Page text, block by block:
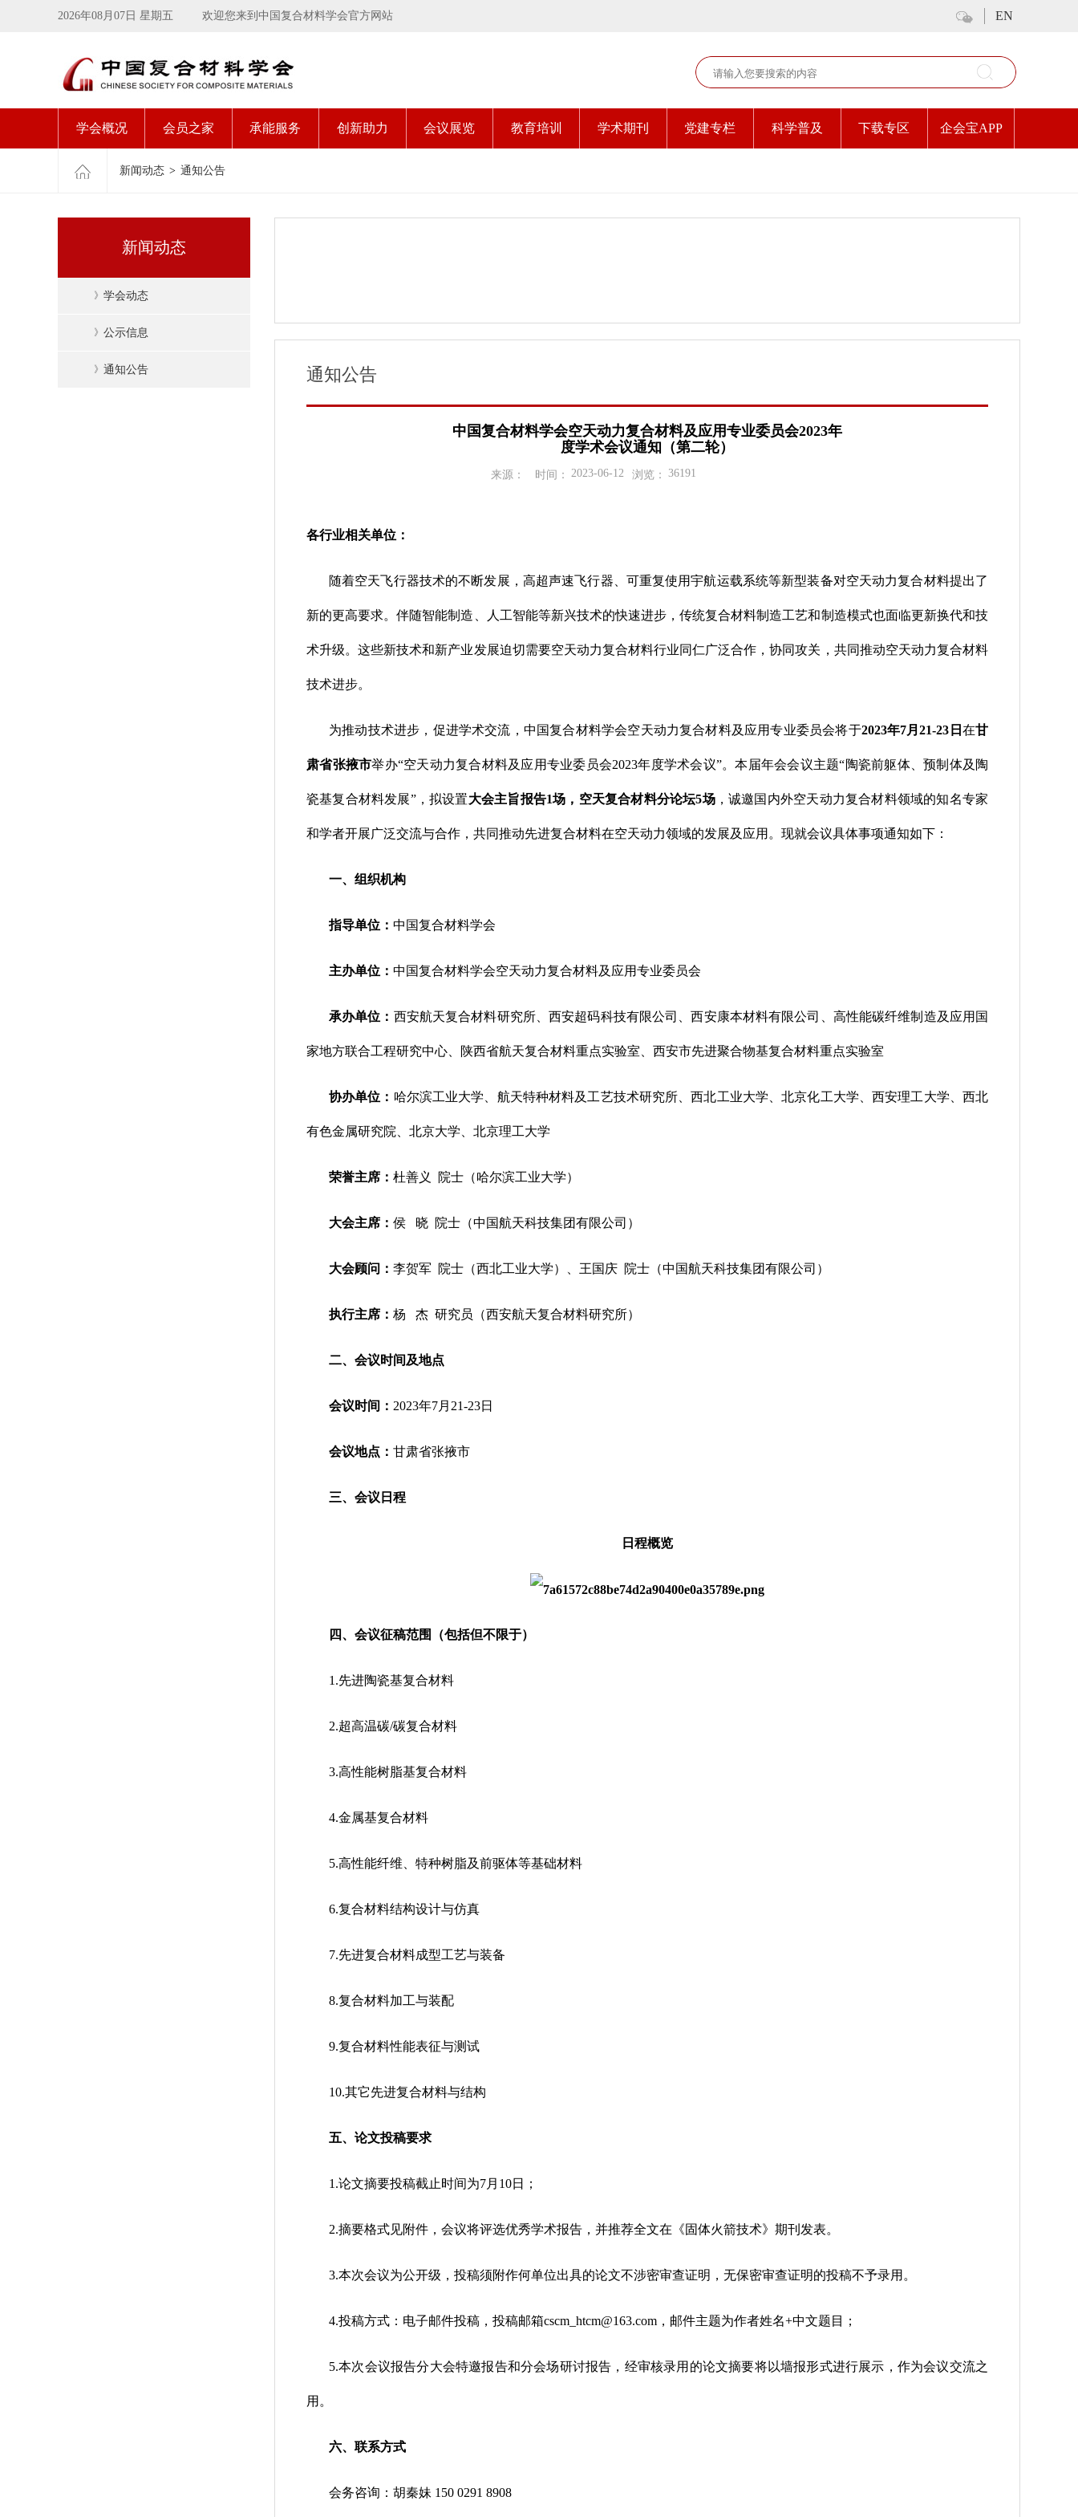
2026年08月07日 星期五 欢迎您来到中国复合材料学会官方网站 EN
学会概况 会员之家 承能服务 创新助力 会议展览 教育培训 学术期刊 党建专栏 科学普及 下载专区 企会宝APP
新闻动态 > 通知公告
新闻动态
》 学会动态
》 公示信息
》 通知公告 通知公告
中国复合材料学会空天动力复合材料及应用专业委员会2023年
度学术会议通知（第二轮）
来源： 时间： 2023-06-12 浏览： 36191
各行业相关单位：
随着空天飞行器技术的不断发展，高超声速飞行器、可重复使用宇航运载系统等新型装备对空天动力复合材料提出了
新的更高要求。伴随智能制造、人工智能等新兴技术的快速进步，传统复合材料制造工艺和制造模式也面临更新换代和技
术升级。这些新技术和新产业发展迫切需要空天动力复合材料行业同仁广泛合作，协同攻关，共同推动空天动力复合材料
技术进步。
为推动技术进步，促进学术交流，中国复合材料学会空天动力复合材料及应用专业委员会将于2023年7月21-23日 在甘
肃省张掖市举办“空天动力复合材料及应用专业委员会2023年度学术会议”。本届年会会议主题“陶瓷前躯体、预制体及陶
瓷基复合材料发展”，拟设置大会主旨报告1场，空天复合材料分论坛5场，诚邀国内外空天动力复合材料领域的知名专家
和学者开展广泛交流与合作，共同推动先进复合材料在空天动力领域的发展及应用。现就会议具体事项通知如下：
一、组织机构
指导单位： 中国复合材料学会
主办单位： 中国复合材料学会空天动力复合材料及应用专业委员会
承办单位 ： 西安航天复合材料研究所、西安超码科技有限公司、西安康本材料有限公司、高性能碳纤维制造及应用国
家地方联合工程研究中心、陕西省航天复合材料重点实验室、西安市先进聚合物基复合材料重点实验室
协办单位： 哈尔滨工业大学、航天特种材料及工艺技术研究所、西北工业大学、北京化工大学、西安理工大学、西北
有色金属研究院、北京大学、北京理工大学
荣誉主席： 杜善义 院士（哈尔滨工业大学）
大会主席： 侯 晓 院士（中国航天科技集团有限公司）
大会顾问： 李贺军 院士（西北工业大学） 王国庆 院士（中国航天科技集团有限公司）
执行主席： 杨 杰 研究员（西安航天复合材料研究所）
二、会议时间及地点
会议时间： 2023年7月21-23日
会议地点： 甘肃省张掖市
三、会议日程
日程概览
四、会议征稿范围（包括但不限于）
1.先进陶瓷基复合材料
2.超高温碳/碳复合材料
3.高性能树脂基复合材料
4.金属基复合材料
5.高性能纤维、特种树脂及前驱体等基础材料
6.复合材料结构设计与仿真
7.先进复合材料成型工艺与装备
8.复合材料加工与装配
9.复合材料性能表征与测试
10.其它先进复合材料与结构
五、论文投稿要求
1.论文摘要投稿截止时间为7月10日；
2.摘要格式见附件，会议将评选优秀学术报告，并推荐全文在《固体火箭技术》期刊发表。
3.本次会议为公开级，投稿须附作何单位出具的论文不涉密审查证明，无保密审查证明的投稿不予录用。
4.投稿方式：电子邮件投稿，投稿邮箱cscm_htcm@163.com，邮件主题为作者姓名+中文题目；
5.本次会议报告分大会特邀报告和分会场研讨报告，经审核录用的论文摘要将以墙报形式进行展示，作为会议交流之
用。
六、联系方式
会务咨询：胡秦妹 150 0291 8908